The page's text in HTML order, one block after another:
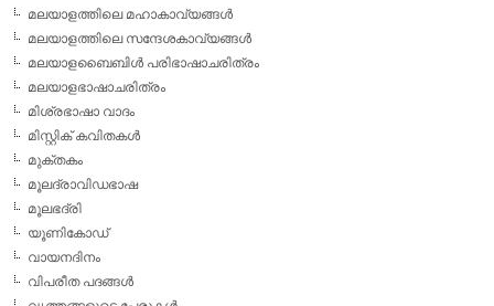
മലയാളത്തിലെ മഹാകാവ്യങ്ങള്‍
മലയാളത്തിലെ സന്ദേശകാവ്യങ്ങള്‍
മലയാളബൈബിള്‍ പരിഭാഷാചരിത്രം
മലയാളഭാഷാചരിത്രം
മിശ്രഭാഷാ വാദം
മിസ്റ്റിക് കവിതകള്‍
മുക്തകം
മൂലദ്രാവിഡഭാഷ
മൂലഭദ്രി
യൂണികോഡ്
വായനദിനം
വിപരീത പദങ്ങള്‍